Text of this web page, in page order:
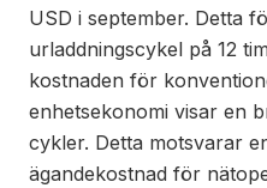
USD i september. Detta
urladdningscykel på 12
kostnaden för
enhetsekonomi visar en
cykler. Detta motsvarar
ägandekostnad för